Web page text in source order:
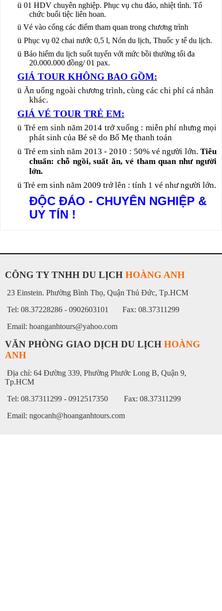
ü 01 HDV chuyên nghiệp. Phục vụ chu đáo, nhiệt tình. Tổ
chức buổi tiệc liên hoan.
ü Vé vào cổng các điểm tham quan trong chương trình
ü Phục vụ 02 chai nước 0,5 l, Nón du lịch, Thuốc y tế du lịch.
ü Bảo hiểm du lịch suốt tuyến với mức bồi thường tối đa
20.000.000 đồng/ 01 pax.
GIÁ TOUR KHÔNG BAO GỒM:
ü Ăn uống ngoài chương trình, cùng các chi phí cá nhân
khác.
GIÁ VÉ TOUR TRẺ EM:
ü Trẻ em sinh năm 2014 trở xuống : miễn phí nhưng mọi
phát sinh của Bé sẽ do Bố Mẹ thanh toán
ü Trẻ em sinh năm 2013 - 2010 : 50% vé người lớn.Tiêu
chuẩn: chỗ ngồi, suất ăn, vé tham quan như người
lớn.
ü Trẻ em sinh năm 2009 trở lên : tính 1 vé như người lớn.
ĐỘC ĐÁO - CHUYÊN NGHIỆP &
UY TÍN !
CÔNG TY TNHH DU LỊCH HOÀNG ANH
23 Einstein. Phường Bình Thọ, Quận Thủ Đức, Tp.HCM
Tel: 08.37228286 - 0902603101 Fax: 08.37311299
Email: hoanganhtours@yahoo.com
VĂN PHÒNG GIAO DỊCH DU LỊCH HOÀNG
ANH
Địa chỉ: 64 Đường 339, Phường Phước Long B, Quận 9,
Tp.HCM
Tel: 08.37311299 - 0912517350 Fax: 08.37311299
Email: ngocanh@hoanganhtours.com